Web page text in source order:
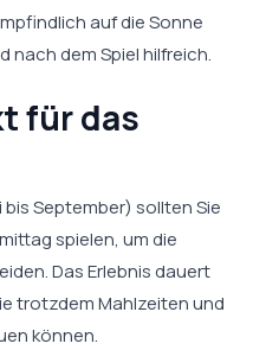
auf die Sonne
nach dem Spiel hilfreich.
für das
September) sollten Sie
spielen, um die
Das Erlebnis dauert
trotzdem Mahlzeiten und
können.